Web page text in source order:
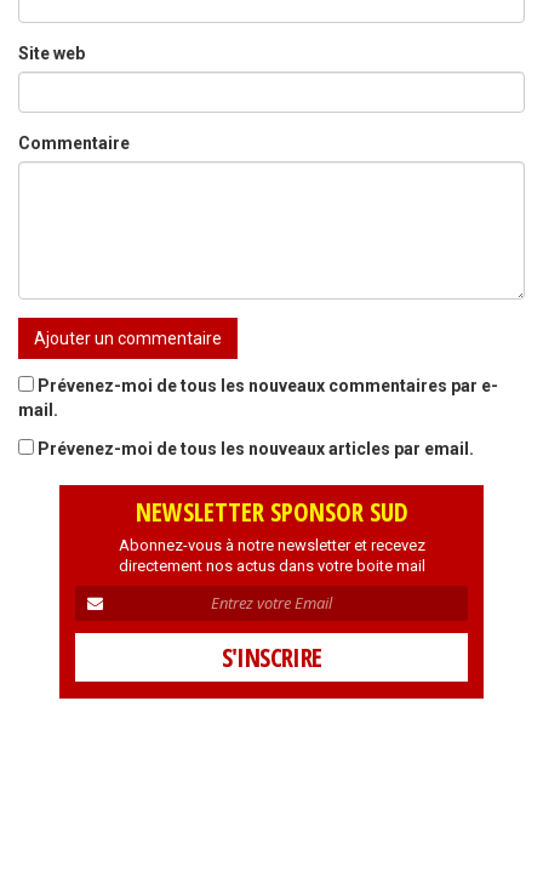
Site web
Commentaire
Prévenez-moi de tous les nouveaux commentaires par e-
mail.
Prévenez-moi de tous les nouveaux articles par email.
NEWSLETTER SPONSOR SUD
Abonnez-vous à notre newsletter et recevez
directement nos actus dans votre boite mail